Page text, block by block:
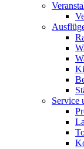
Service